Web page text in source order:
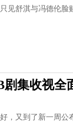
见舒淇与冯德伦脸
集收视全
，又到了新一周公